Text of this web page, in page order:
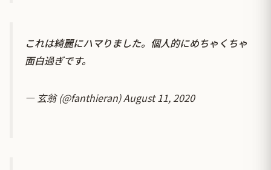
これは綺麗にハマりました。個人的にめちゃくちゃ
面白過ぎです。
— 玄翁 (@fanthieran)August 11, 2020